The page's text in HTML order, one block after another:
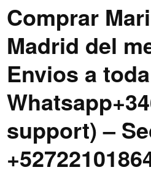
Comprar
Madrid del
Envios a
support) –